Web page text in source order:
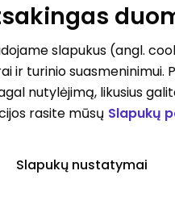
atsiras, iš karto
ieškote darbo?*
Pridėti naują
Kokios srities darbo
Pridėti naują
slapukus (angl.
ir turinio suasmeninimui.
nutylėjimą, likusius
rasite mūsų Slapukų
Slapukų nustatymai